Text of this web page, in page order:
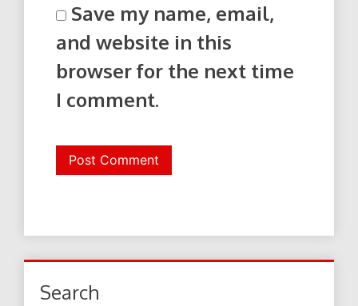
Save my name, email,
and website in this
browser for the next time
I comment.
Search